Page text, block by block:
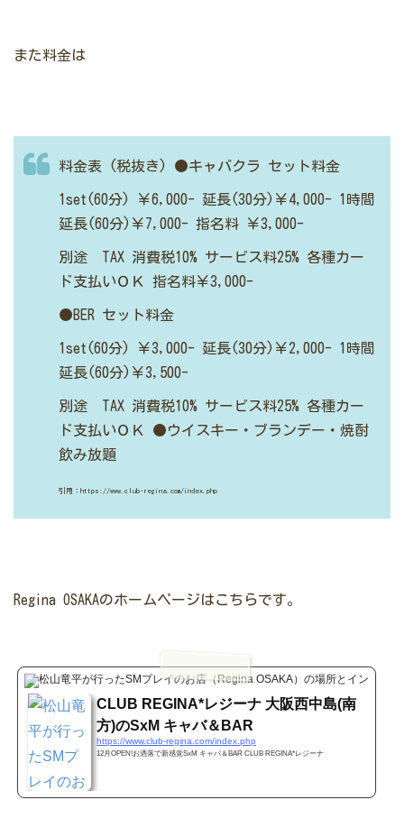
また料金は
料金表 (税抜き) ●キャバクラ セット料金
1set(60分) ￥6,000- 延長(30分)￥4,000- 1時間
延長(60分)￥7,000- 指名料 ￥3,000-
別途 TAX 消費税10% サービス料25% 各種カー
ド支払いＯＫ
指名料￥3,000-
●BER セット料金
1set(60分) ￥3,000- 延長(30分)￥2,000- 1時間
延長(60分)￥3,500-
別途 TAX 消費税10% サービス料25% 各種カー
ド支払いＯＫ
●ウイスキー・ブランデー・焼酎
飲み放題
引用：https://www.club-regina.com/index.php
Regina OSAKAのホームページはこちらです。
CLUB REGINA*レジーナ 大阪西中島(南
方)のSxM キャバ＆BAR
https://www.club-regina.com/index.php
12月OPEN!お洒落で新感覚SxM キャバ＆BAR CLUB REGINA*レジーナ